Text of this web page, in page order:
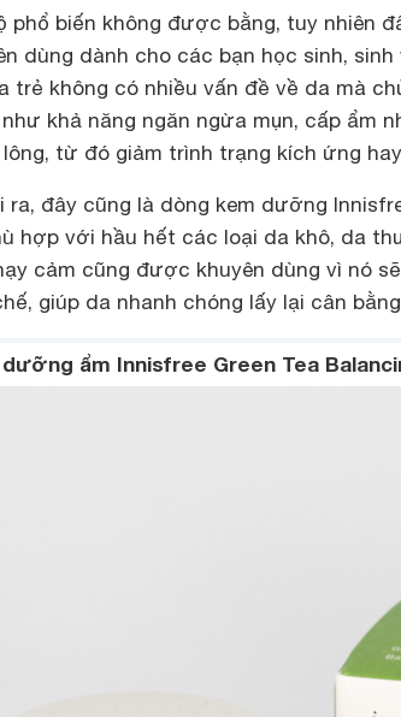
phổ biến không được bằng, tuy nhiên
dùng dành cho các bạn học sinh,
trẻ không có nhiều vấn đề về da mà
khả năng ngăn ngừa mụn, cấp ẩm
từ đó giảm trình trạng kích ứng
ra, đây cũng là dòng kem dưỡng
hợp với hầu hết các loại da khô, da
cảm cũng được khuyên dùng vì nó
giúp da nhanh chóng lấy lại cân
ẩm Innisfree Green Tea